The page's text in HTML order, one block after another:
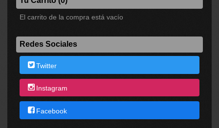
El carrito de la compra está vacío
Redes Sociales
Twitter
Instagram
Facebook